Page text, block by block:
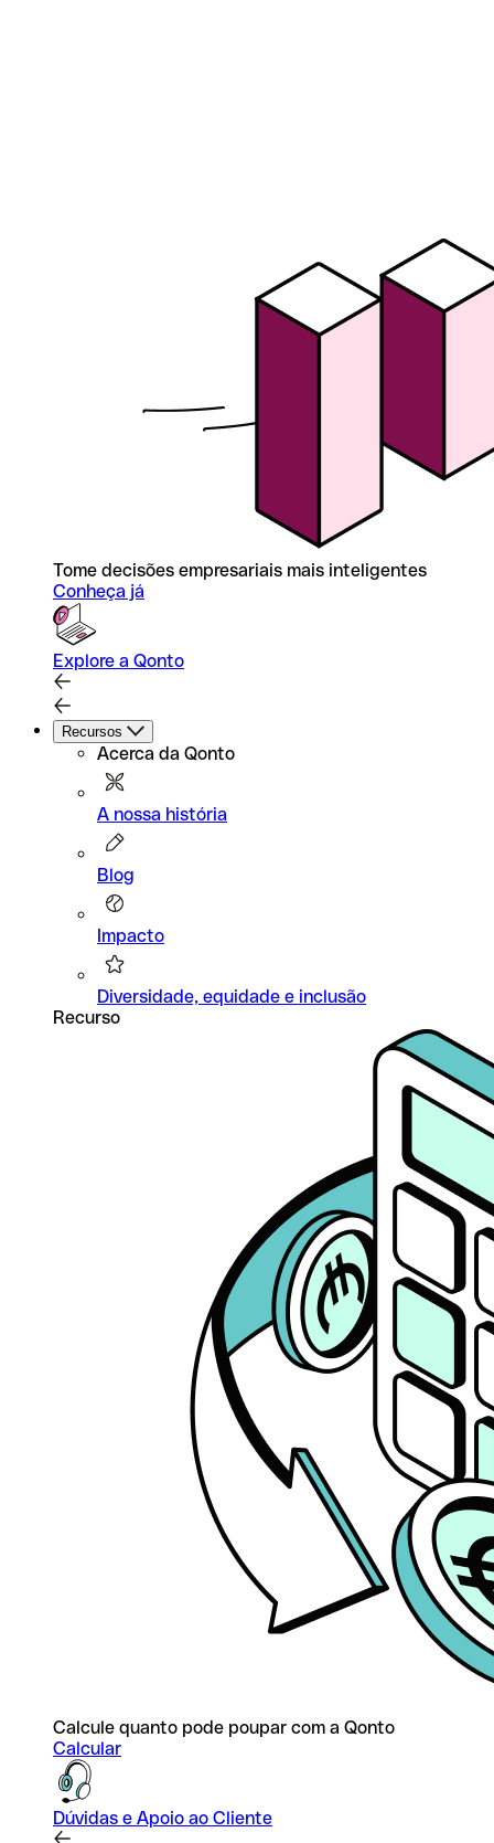
Tome decisões empresariais mais inteligentes
Conheça já
Explore a Qonto
Recursos
Acerca da Qonto
A nossa história
Blog
Impacto
Diversidade, equidade e inclusão
Recurso
Calcule quanto pode poupar com a Qonto
Calcular
Dúvidas e Apoio ao Cliente